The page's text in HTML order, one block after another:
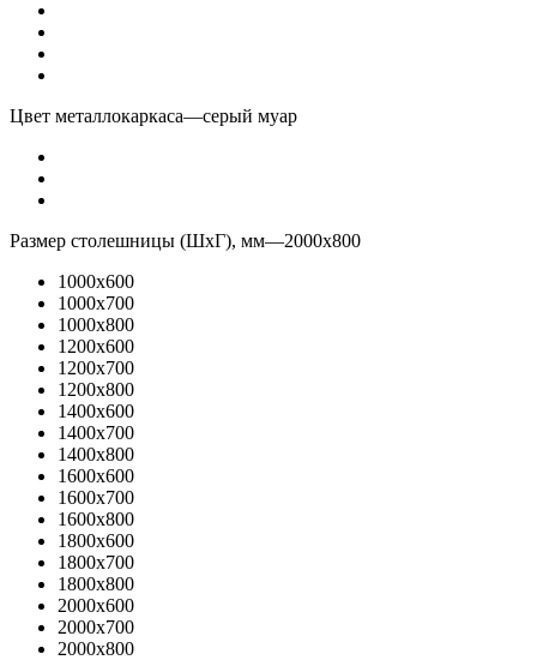
Цвет металлокаркаса—серый муар
Размер столешницы (ШхГ), мм—2000x800
1000x600
1000x700
1000x800
1200x600
1200x700
1200x800
1400x600
1400x700
1400x800
1600x600
1600x700
1600x800
1800x600
1800x700
1800x800
2000x600
2000x700
2000x800